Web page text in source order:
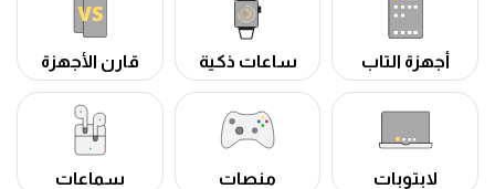
أجهزة التاب ساعات ذكية قارن الأجهزة
لابتوبات منصات سماعات